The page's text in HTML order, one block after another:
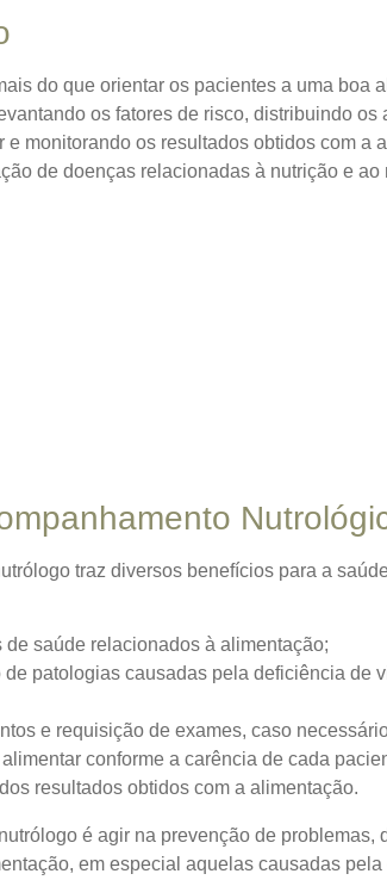
do que orientar os pacientes a uma boa
os fatores de risco, distribuindo os
e monitorando os resultados obtidos com a
de doenças relacionadas à nutrição e
traz diversos benefícios para a
de saúde relacionados à alimentação;
de patologias causadas pela deficiência de
e requisição de exames, caso
conforme a carência de cada
resultados obtidos com a alimentação.
é agir na prevenção de problemas,
em especial aquelas causadas